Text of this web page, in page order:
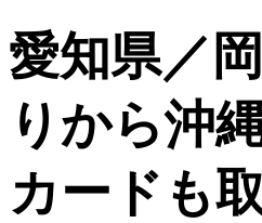
愛知県／
りから沖
カードも